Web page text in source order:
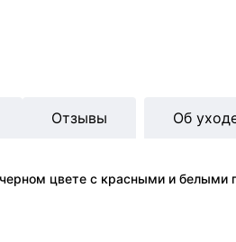
цвете с красными и белыми
Отзывы Об